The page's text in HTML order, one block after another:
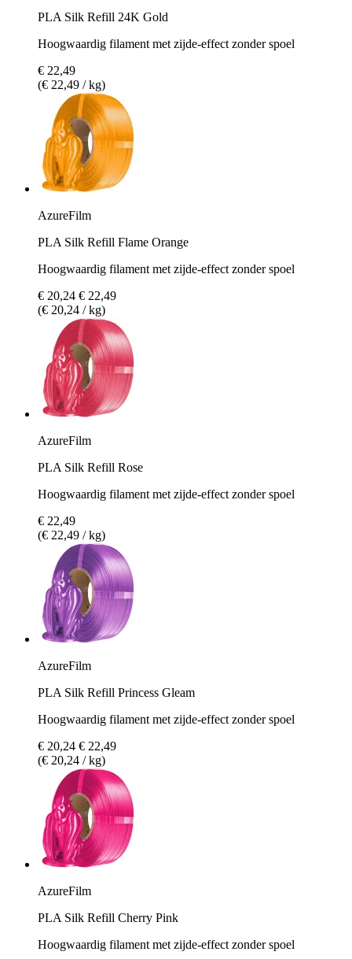
PLA Silk Refill 24K Gold
Hoogwaardig filament met zijde-effect zonder spoel
€ 22,49
(€ 22,49 / kg)
AzureFilm
PLA Silk Refill Flame Orange
Hoogwaardig filament met zijde-effect zonder spoel
€ 20,24 € 22,49
(€ 20,24 / kg)
AzureFilm
PLA Silk Refill Rose
Hoogwaardig filament met zijde-effect zonder spoel
€ 22,49
(€ 22,49 / kg)
AzureFilm
PLA Silk Refill Princess Gleam
Hoogwaardig filament met zijde-effect zonder spoel
€ 20,24 € 22,49
(€ 20,24 / kg)
AzureFilm
PLA Silk Refill Cherry Pink
Hoogwaardig filament met zijde-effect zonder spoel